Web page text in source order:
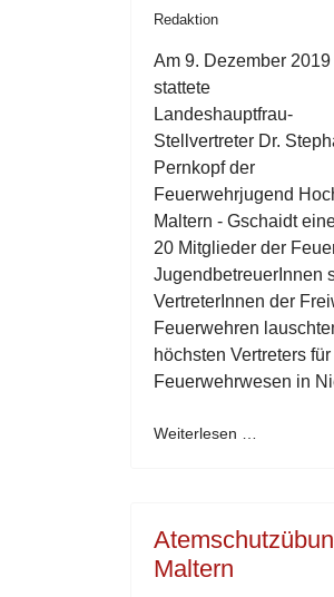
Redaktion
Am 9. Dezember 2019
stattete
Landeshauptfrau-
Stellvertreter Dr.
Pernkopf der
Feuerwehrjugend
Maltern - Gschaidt
20 Mitglieder der
JugendbetreuerInnen
VertreterInnen der
Feuerwehren
höchsten Vertreters
Feuerwehrwesen in
Weiterlesen …
Maltern